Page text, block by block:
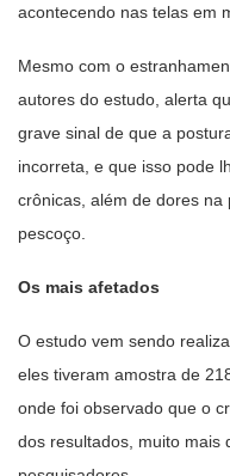
acontecendo nas telas em
Mesmo com o
autores do estudo, alerta
grave sinal de que a
incorreta, e que isso pode
crônicas, além de dores
pescoço.
Os mais afetados
O estudo vem sendo
eles tiveram amostra de
onde foi observado que o
dos resultados, muito mais